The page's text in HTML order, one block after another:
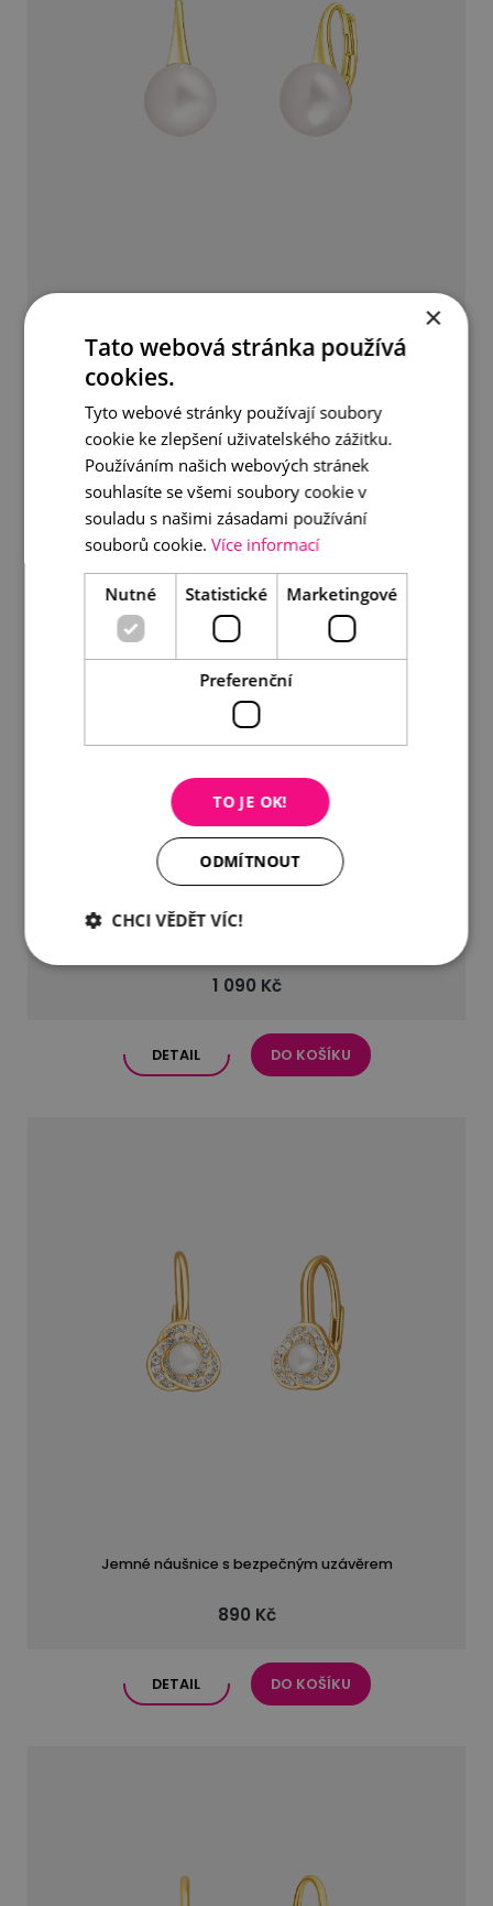
990 Kč
DO KOŠÍKU
1 090 Kč
DETAIL DO KOŠÍKU
Jemné náušnice s bezpečným uzávěrem
890 Kč
DETAIL DO KOŠÍKU
×
Tato webová stránka používá
cookies.
Tyto webové stránky používají soubory
cookie ke zlepšení uživatelského zážitku.
Používáním našich webových stránek
souhlasíte se všemi soubory cookie v
souladu s našimi zásadami používání
souborů cookie. Více informací
Nutné Statistické Marketingové
Preferenční
TO JE OK!
ODMÍTNOUT
CHCI VĚDĚT VÍC!